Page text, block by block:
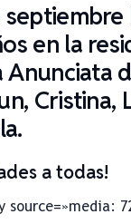
septiembre
en la
Cristina,
a todas!
source=»media: